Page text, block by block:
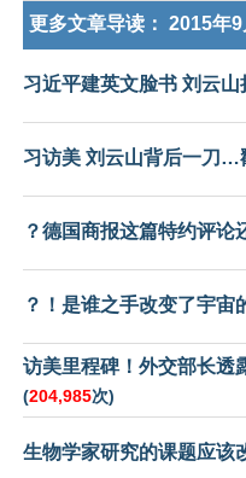
更多文章导读： 2015年9
习近平建英文脸书 刘云山
习访美 刘云山背后一刀…
？德国商报这篇特约评论
？！是谁之手改变了宇宙
访美里程碑！外交部长透
(204,985次)
生物学家研究的课题应该